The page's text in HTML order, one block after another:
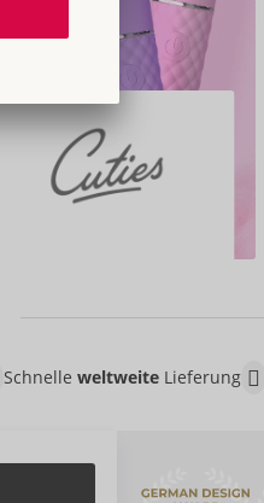
Schnelle weltweiteLieferung